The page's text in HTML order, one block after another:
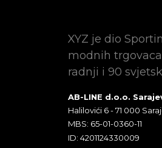
XYZ je dio
modnih
radnji i 90
AB-LINE d.o.o.
Halilovići 6 - 71 000
MBS: 65-01-0360-11
ID: 4201124330009